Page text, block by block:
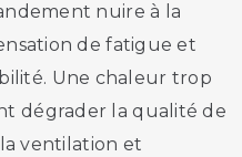
nuire à la
de fatigue et
Une chaleur trop
dégrader la qualité de
ventilation et